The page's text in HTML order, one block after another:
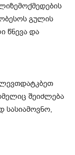
ზემოქმედების
გულის
წნევა და
შეიძლება
სასიამოვნო,